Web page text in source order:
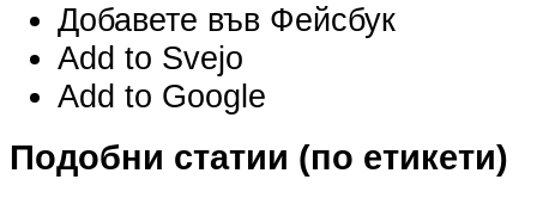
Добавете във Фейсбук
Add to Svejo
Add to Google
Подобни статии (по етикети)